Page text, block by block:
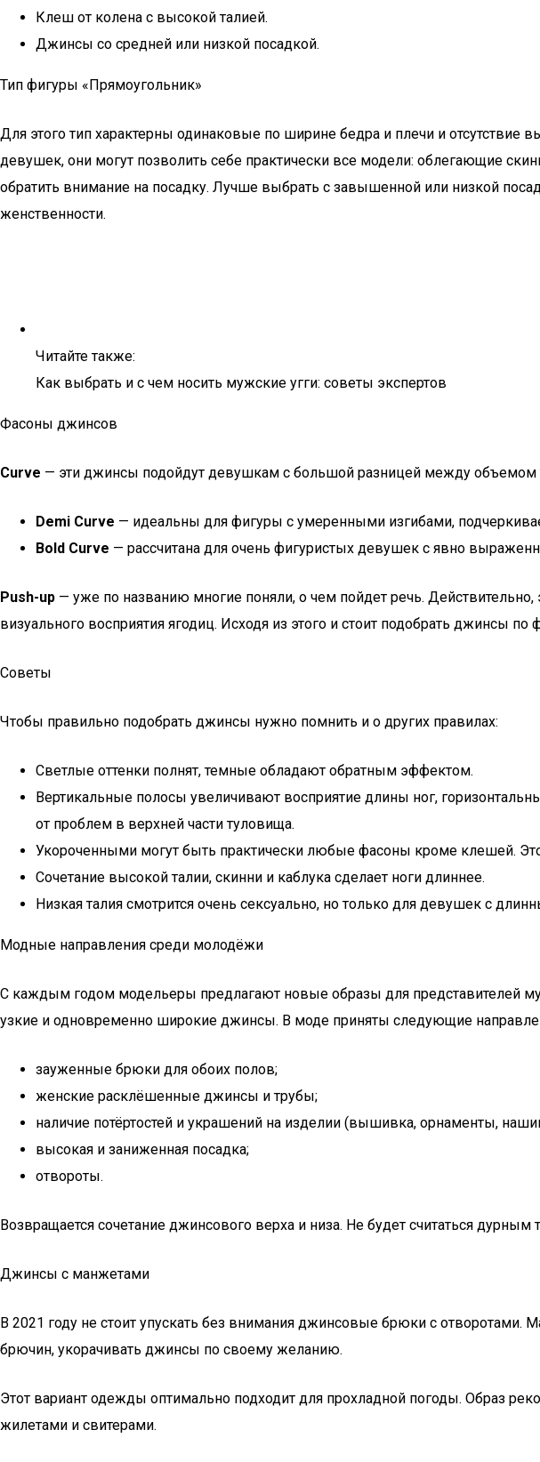
Клеш от колена с высокой талией.
Джинсы со средней или низкой посадкой.
Тип фигуры «Прямоугольник»
Для этого тип характерны одинаковые по ширине бедра и плечи и
девушек, они могут позволить себе практически все модели: облегающие
обратить внимание на посадку. Лучше выбрать с завышенной или низкой
женственности.
Читайте также:
Как выбрать и с чем носить мужские угги: советы экспертов
Фасоны джинсов
Curve — эти джинсы подойдут девушкам с большой разницей между объемом
Demi Curve — идеальны для фигуры с умеренными изгибами,
Bold Curve — рассчитана для очень фигуристых девушек с явно
Push-up — уже по названию многие поняли, о чем пойдет речь.
визуального восприятия ягодиц. Исходя из этого и стоит подобрать джинсы по
Советы
Чтобы правильно подобрать джинсы нужно помнить и о других правилах:
Светлые оттенки полнят, темные обладают обратным эффектом.
Вертикальные полосы увеличивают восприятие длины ног,
от проблем в верхней части туловища.
Укороченными могут быть практически любые фасоны кроме клешей.
Сочетание высокой талии, скинни и каблука сделает ноги длиннее.
Низкая талия смотрится очень сексуально, но только для девушек с
Модные направления среди молодёжи
С каждым годом модельеры предлагают новые образы для представителей
узкие и одновременно широкие джинсы. В моде приняты следующие
зауженные брюки для обоих полов;
женские расклёшенные джинсы и трубы;
наличие потёртостей и украшений на изделии (вышивка, орнаменты,
высокая и заниженная посадка;
отвороты.
Возвращается сочетание джинсового верха и низа. Не будет считаться
Джинсы с манжетами
В 2021 году не стоит упускать без внимания джинсовые брюки с
брючин, укорачивать джинсы по своему желанию.
Этот вариант одежды оптимально подходит для прохладной погоды. Образ
жилетами и свитерами.